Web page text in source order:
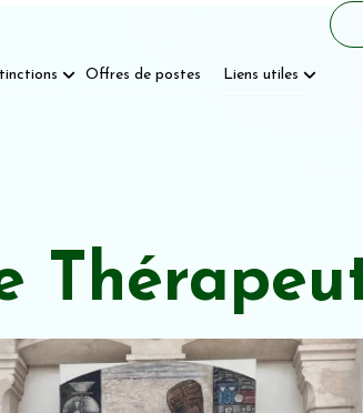
Offres de postes Liens utiles